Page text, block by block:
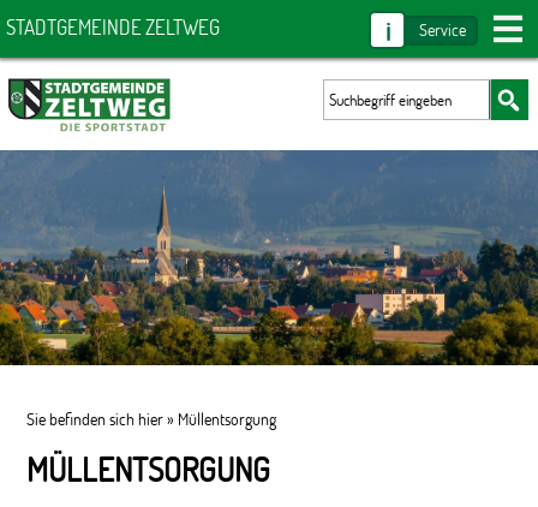
STADTGEMEINDE ZELTWEG i Service
Sie befinden sich hier » Müllentsorgung
MÜLLENTSORGUNG